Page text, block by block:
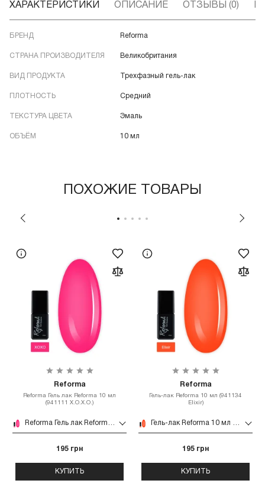
ХАРАКТЕРИСТИКИ ОПИСАНИЕ ОТЗЫВЫ (0)
БРЕНД Reforma
СТРАНА ПРОИЗВОДИТЕЛЯ Великобритания
ВИД ПРОДУКТА Трехфазный гель-лак
ПЛОТНОСТЬ Средний
ТЕКСТУРА ЦВЕТА Эмаль
ОБЪЁМ 10 мл
ПОХОЖИЕ ТОВАРЫ
Reforma
Reforma Гель лак Reforma 10 мл
(941111 X.O.X.O.)
Reforma Гель лак Reforma 10 мл (941111 X.O.X.O.)
195 грн
КУПИТЬ
Reforma
Гель-лак Reforma 10 мл (941134
Elixir)
Гель-лак Reforma 10 мл (941134 Elixir)
195 грн
КУПИТЬ